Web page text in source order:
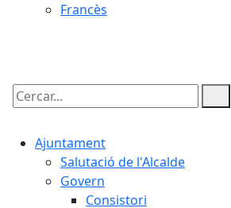
Francès
Cercar:
Ajuntament
Salutació de l'Alcalde
Govern
Consistori